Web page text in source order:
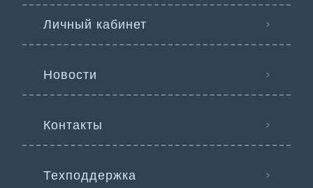
Личный кабинет
Новости
Контакты
Техподдержка